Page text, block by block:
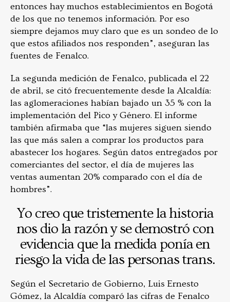
entonces hay muchos establecimientos en Bogotá
de los que no tenemos información. Por eso
siempre dejamos muy claro que es un sondeo de lo
que estos afiliados nos responden”, aseguran las
fuentes de Fenalco.
La segunda medición de Fenalco, publicada el 22
de abril, se citó frecuentemente desde la Alcaldía:
las aglomeraciones habían bajado un 35 % con la
implementación del Pico y Género. El informe
también afirmaba que “las mujeres siguen siendo
las que más salen a comprar los productos para
abastecer los hogares. Según datos entregados por
comerciantes del sector, el día de mujeres las
ventas aumentan 20% comparado con el día de
hombres”.
Yo creo que tristemente la historia
nos dio la razón y se demostró con
evidencia que la medida ponía en
riesgo la vida de las personas trans.
Según el Secretario de Gobierno, Luis Ernesto
Gómez, la Alcaldía comparó las cifras de Fenalco